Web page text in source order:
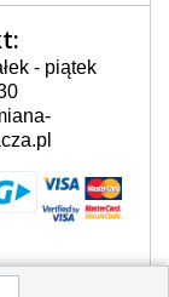
A+ bez
do
bywa
lub
w
- piątek